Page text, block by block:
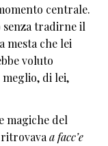
centrale.
senza tradirne il
mesta che lei
voluto
di lei,
magiche del
a facc’e